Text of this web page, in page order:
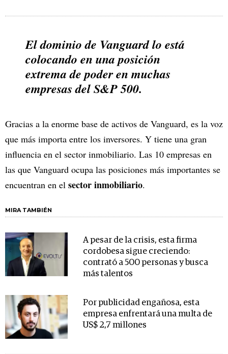
El dominio de Vanguard lo está
colocando en una posición
extrema de poder en muchas
empresas del S&P 500.
Gracias a la enorme base de activos de Vanguard, es la voz
que más importa entre los inversores. Y tiene una gran
influencia en el sector inmobiliario. Las 10 empresas en
las que Vanguard ocupa las posiciones más importantes se
encuentran en el sector inmobiliario.
MIRA TAMBIÉN
A pesar de la crisis, esta firma
cordobesa sigue creciendo:
contrató a 500 personas y busca
más talentos
Por publicidad engañosa, esta
empresa enfrentará una multa de
US$ 2,7 millones